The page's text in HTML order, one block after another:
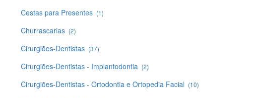
Cestas para Presentes (1)
Churrascarias (2)
Cirurgiões-Dentistas (37)
Cirurgiões-Dentistas - Implantodontia (2)
Cirurgiões-Dentistas - Ortodontia e Ortopedia Facial (10)